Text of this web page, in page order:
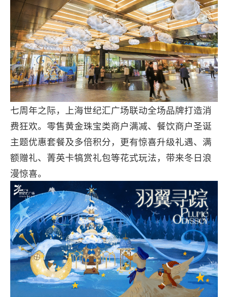
七周年之际，上海世纪汇广场联动全场品牌打造消
费狂欢。零售黄金珠宝类商户满减、餐饮商户圣诞
主题优惠套餐及多倍积分，更有惊喜升级礼遇、满
额赠礼、菁英卡犒赏礼包等花式玩法，带来冬日浪
漫惊喜。